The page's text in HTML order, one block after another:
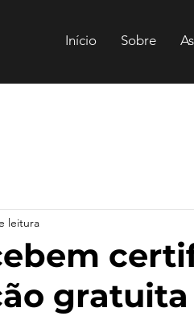
Início Sobre
gratuita
leitura